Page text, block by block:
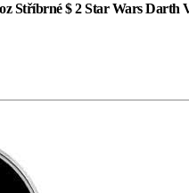
Stříbrné $ 2 Star Wars Darth